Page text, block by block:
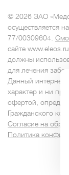
© 2026 ЗАО
осуществляется
77/00309604.
сайте
должны
для лечения
Данный
характер и ни при
офертой,
Гражданского
Согласие на
Политика